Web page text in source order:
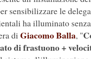
sensibilizzare le
ha illuminato
di Giacomo Balla, "
di frastuono +